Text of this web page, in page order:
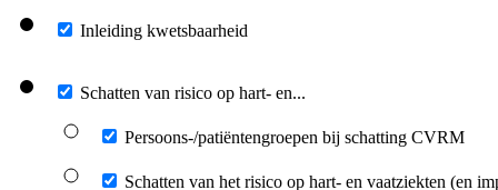
Inleiding kwetsbaarheid
Schatten van risico op hart- en...
Persoons-/patiëntengroepen bij schatting CVRM
Schatten van het risico op hart- en vaatziekten (en